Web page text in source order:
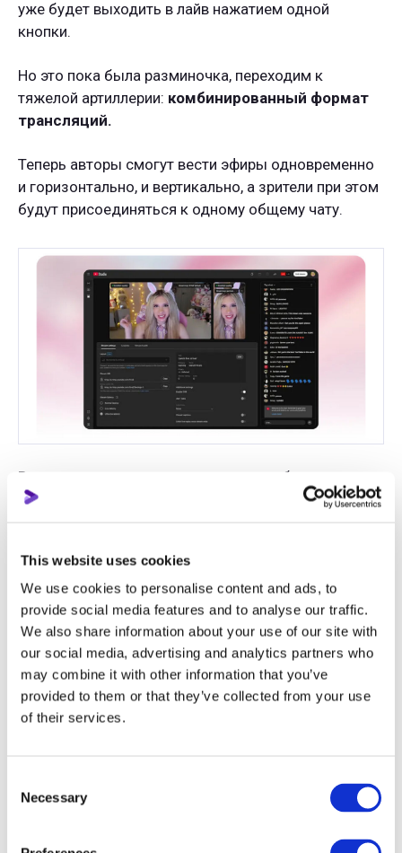
This website uses cookies
We use cookies to personalise content and ads, to
provide social media features and to analyse our traffic.
We also share information about your use of our site with
our social media, advertising and analytics partners who
may combine it with other information that you’ve
provided to them or that they’ve collected from your use
of their services.
Selection
Necessary
уже будет выходить в лайв нажатием одной
кнопки.
Но это пока была разминочка, переходим к
тяжелой артиллерии: комбинированный формат
трансляций.
Теперь авторы смогут вести эфиры одновременно
и горизонтально, и вертикально, а зрители при этом
будут присоединяться к одному общему чату.
Вероятно, это задумано для того, чтобы авторы
могли расширять свои охваты за счёт двух типов
Ещё одна фича: трансляция поверх трансляции
или в оригинале React Live.
Это обновление нам показалось любопытным,
потому что оно очень ярко демонстрирует, что
формат реакций на Ютубе не просто
развивается, а напрямую поддерживается
Теперь блогеры могут выбрать любую
понравившуюся трансляцию с другого канала и